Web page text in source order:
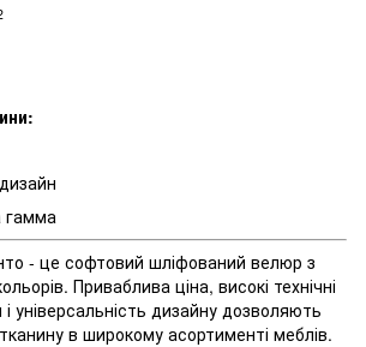
гамма
- це софтовий шліфований велюр з
Приваблива ціна, високі технічні
універсальність дизайну дозволяють
в широкому асортименті меблів.